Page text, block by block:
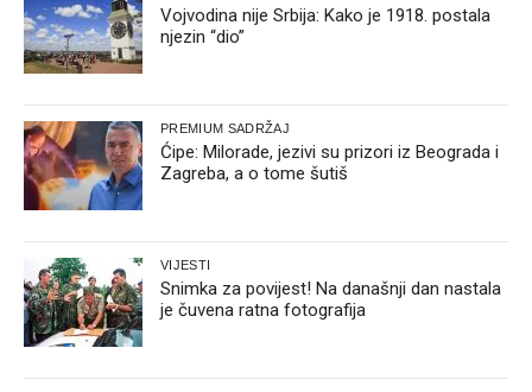
Vojvodina nije Srbija: Kako je 1918. postala
njezin “dio”
PREMIUM SADRŽAJ
Ćipe: Milorade, jezivi su prizori iz Beograda i
Zagreba, a o tome šutiš
VIJESTI
Snimka za povijest! Na današnji dan nastala
je čuvena ratna fotografija